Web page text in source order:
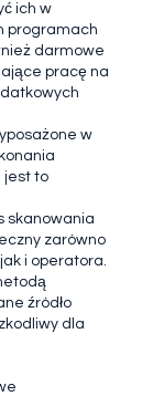
ich w
programach
darmowe
pracę na
w
jest to
skanowania
zarówno
i operatora.
źródło
dla